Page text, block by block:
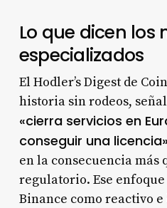
Lo que dicen los
especializados
El Hodler’s Digest de
historia sin rodeos,
«cierra servicios en
conseguir una licencia»
en la consecuencia más
regulatorio. Ese
Binance como reactivo